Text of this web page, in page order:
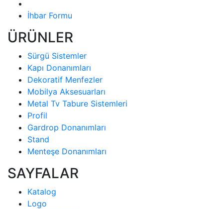
İhbar Formu
ÜRÜNLER
Sürgü Sistemler
Kapı Donanımları
Dekoratif Menfezler
Mobilya Aksesuarları
Metal Tv Tabure Sistemleri
Profil
Gardrop Donanımları
Stand
Menteşe Donanımları
SAYFALAR
Katalog
Logo